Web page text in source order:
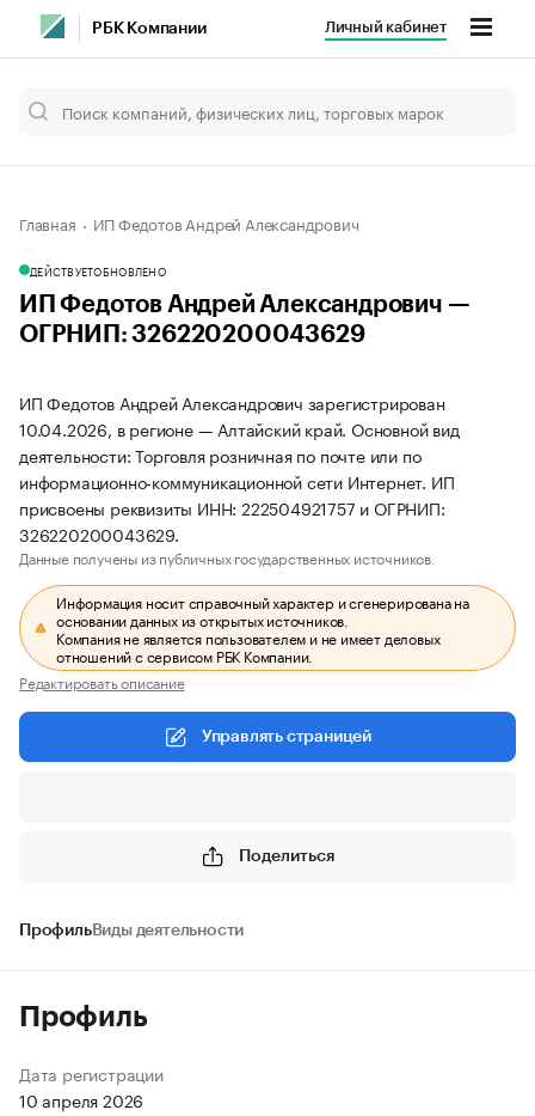
РБК Компании Личный кабинет
Главная ИП Федотов Андрей Александрович
ДЕЙСТВУЕТОБНОВЛЕНО
ИП Федотов Андрей Александрович —
ОГРНИП: 326220200043629
ИП Федотов Андрей Александрович зарегистрирован
10.04.2026, в регионе — Алтайский край. Основной вид
деятельности: Торговля розничная по почте или по
информационно-коммуникационной сети Интернет. ИП
присвоены реквизиты ИНН: 222504921757 и ОГРНИП:
326220200043629.
Данные получены из публичных государственных источников.
Информация носит справочный характер и сгенерирована на
основании данных из открытых источников.
Компания не является пользователем и не имеет деловых
отношений с сервисом РБК Компании.
Редактировать описание
Управлять страницей
Поделиться
ПрофильВиды деятельности
Профиль
Дата регистрации
10 апреля 2026